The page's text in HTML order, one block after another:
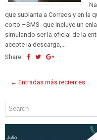
que suplanta a Correos y en la
corto –SMS- que incluye un
simulando ser la oficial de la
acepte la descarga,...
Share:
← Entradas más recientes